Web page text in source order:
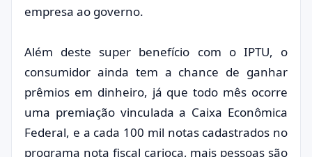
empresa ao governo.
Além deste super benefício com o IPTU, o
consumidor ainda tem a chance de ganhar
prêmios em dinheiro, já que todo mês ocorre
uma premiação vinculada a Caixa Econômica
Federal, e a cada 100 mil notas cadastrados no
programa nota fiscal carioca, mais pessoas são